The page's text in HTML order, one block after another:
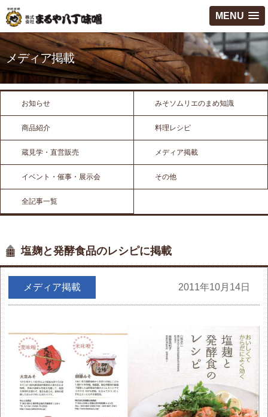
MENU
メディア掲載
お知らせ みそソムリエのまめ知識
商品紹介 料理レシピ
蔵見学・直営販売 メディア掲載
イベント・催事・展示会 その他
全記事一覧
塩麹と発酵食品のレシピに掲載
メディア掲載 2011年10月14日